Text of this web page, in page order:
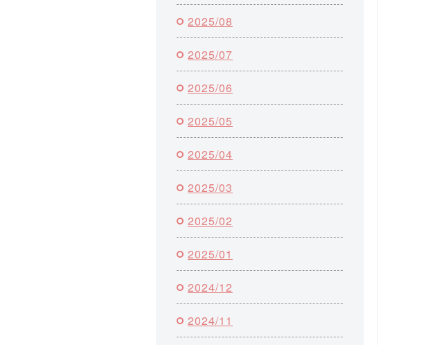
2025/08
2025/07
2025/06
2025/05
2025/04
2025/03
2025/02
2025/01
2024/12
2024/11